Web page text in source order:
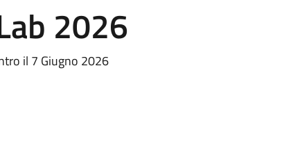
2026
il 7 Giugno 2026